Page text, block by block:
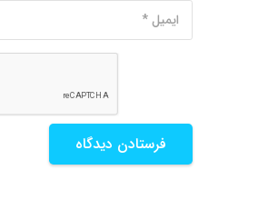
فرستادن دیدگاه